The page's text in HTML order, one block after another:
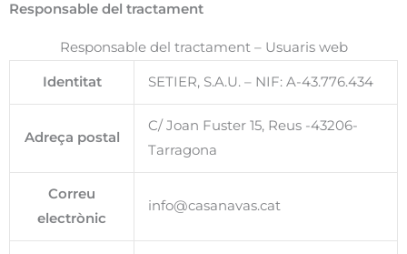
Responsable del tractament
Responsable del tractament – Usuaris web
Identitat SETIER, S.A.U. – NIF: A-43.776.434
Adreça postal
C/ Joan Fuster 15, Reus -43206-
Tarragona
Correu
electrònic
info@casanavas.cat